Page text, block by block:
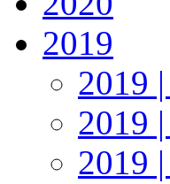
2019
2019
2019
2019